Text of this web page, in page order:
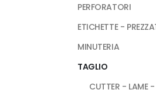
PERFORATORI
ETICHETTE -
MINUTERIA
TAGLIO
CUTTER - LAME